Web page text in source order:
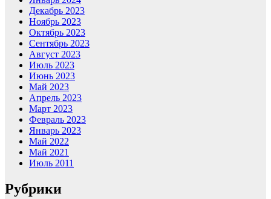
Декабрь 2023
Ноябрь 2023
Октябрь 2023
Сентябрь 2023
Август 2023
Июль 2023
Июнь 2023
Май 2023
Апрель 2023
Март 2023
Февраль 2023
Январь 2023
Май 2022
Май 2021
Июль 2011
Рубрики